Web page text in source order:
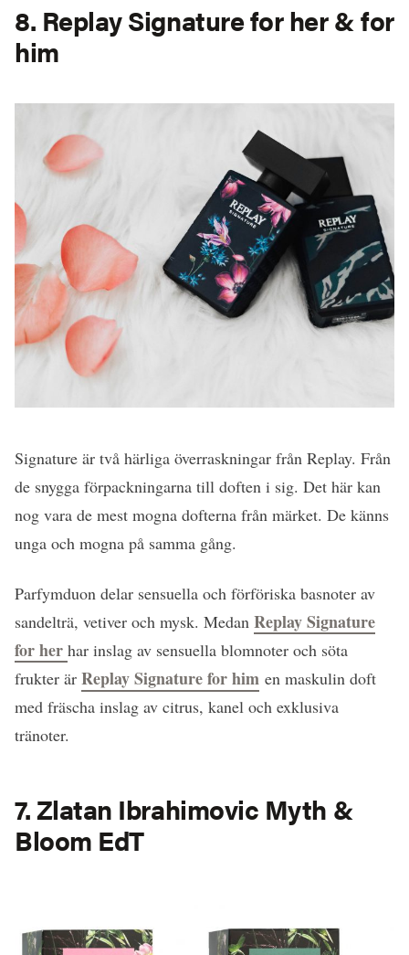
8. Replay Signature for her & for
him
Signature är två härliga överraskningar från Replay. Från
de snygga förpackningarna till doften i sig. Det här kan
nog vara de mest mogna dofterna från märket. De känns
unga och mogna på samma gång.
Parfymduon delar sensuella och förföriska basnoter av
sandelträ, vetiver och mysk. Medan Replay Signature
for her har inslag av sensuella blomnoter och söta
frukter är Replay Signature for him en maskulin doft
med fräscha inslag av citrus, kanel och exklusiva
tränoter.
7. Zlatan Ibrahimovic Myth &
Bloom EdT